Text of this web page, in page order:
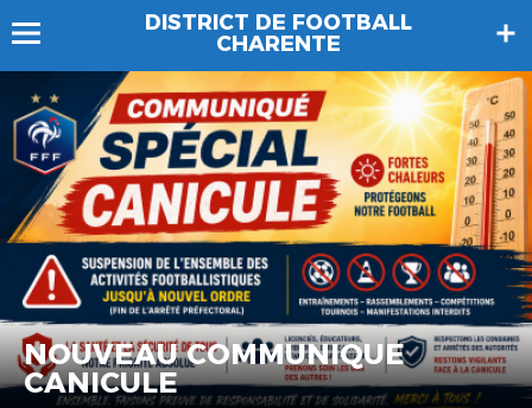
DISTRICT DE FOOTBALL
CHARENTE
NOUVEAU COMMUNIQUE
CANICULE